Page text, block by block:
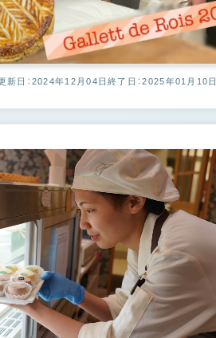
新日：2024年12月04日終了日：2025年01月10日